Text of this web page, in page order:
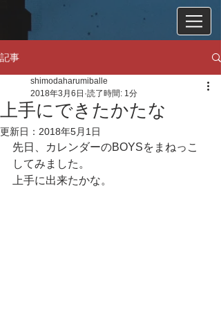
記事
上手にできたかたな
shimodaharumiballe
2018年3月6日 読了時間: 1分
更新日： 2018年5月1日
先日、カレンダーのBOYSをまねっこ
してみました。
上手に出来たかな。